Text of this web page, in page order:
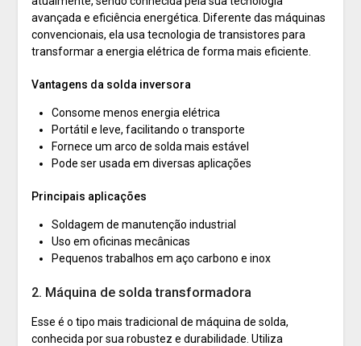
avançada e eficiência energética. Diferente das máquinas
convencionais, ela usa tecnologia de transistores para
transformar a energia elétrica de forma mais eficiente.
Vantagens da solda inversora
Consome menos energia elétrica
Portátil e leve, facilitando o transporte
Fornece um arco de solda mais estável
Pode ser usada em diversas aplicações
Principais aplicações
Soldagem de manutenção industrial
Uso em oficinas mecânicas
Pequenos trabalhos em aço carbono e inox
2. Máquina de solda transformadora
Esse é o tipo mais tradicional de máquina de solda,
conhecida por sua robustez e durabilidade. Utiliza